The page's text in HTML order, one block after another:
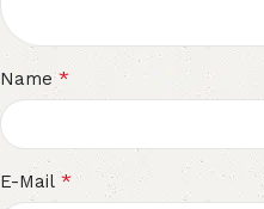
Name*
E-Mail *